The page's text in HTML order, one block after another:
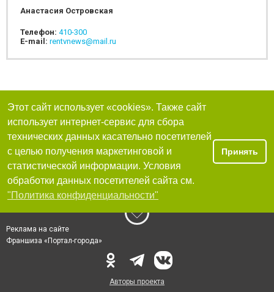
Анастасия Островская
Телефон: 410-300
E-mail: rentvnews@mail.ru
Этот сайт использует «cookies». Также сайт
использует интернет-сервис для сбора
технических данных касательно посетителей
с целью получения маркетинговой и
статистической информации. Условия
обработки данных посетителей сайта см.
"Политика конфиденциальности"
Принять
Реклама на сайте
Франшиза «Портал-города»
Авторы проекта